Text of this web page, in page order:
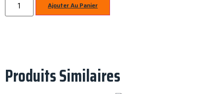
Ajouter Au Panier
Produits Similaires